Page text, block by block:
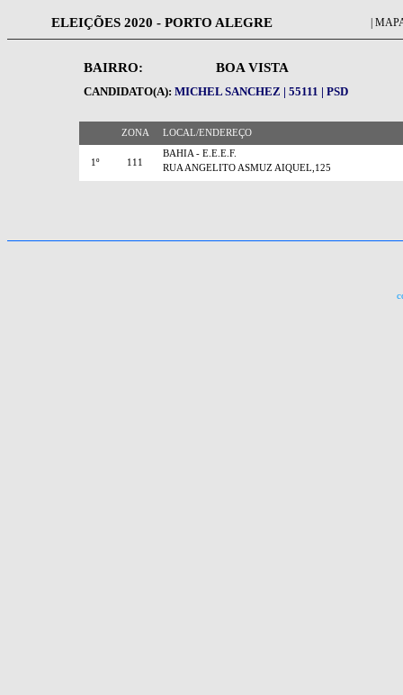
ELEIÇÕES 2020 - PORTO ALEGRE |
BAIRRO: BOA VISTA
CANDIDATO(A): MICHEL SANCHEZ | 55111 | PSD
ZONA LOCAL/ENDEREÇO
1º 111
BAHIA - E.E.E.F.
RUA ANGELITO ASMUZ AIQUEL,125